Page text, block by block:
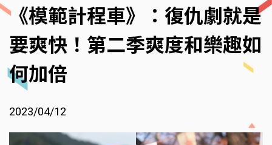
《模範計程車》：復仇劇就是
要爽快！第二季爽度和樂趣如
何加倍
2023/04/12